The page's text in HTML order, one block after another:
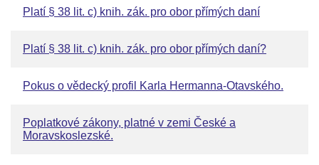
Platí § 38 lit. c) knih. zák. pro obor přímých daní
Platí § 38 lit. c) knih. zák. pro obor přímých daní?
Pokus o vědecký profil Karla Hermanna-Otavského.
Poplatkové zákony, platné v zemi České a
Moravskoslezské.